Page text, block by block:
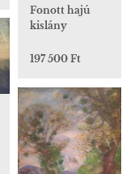
Fonott hajú
kislány
197 500 Ft